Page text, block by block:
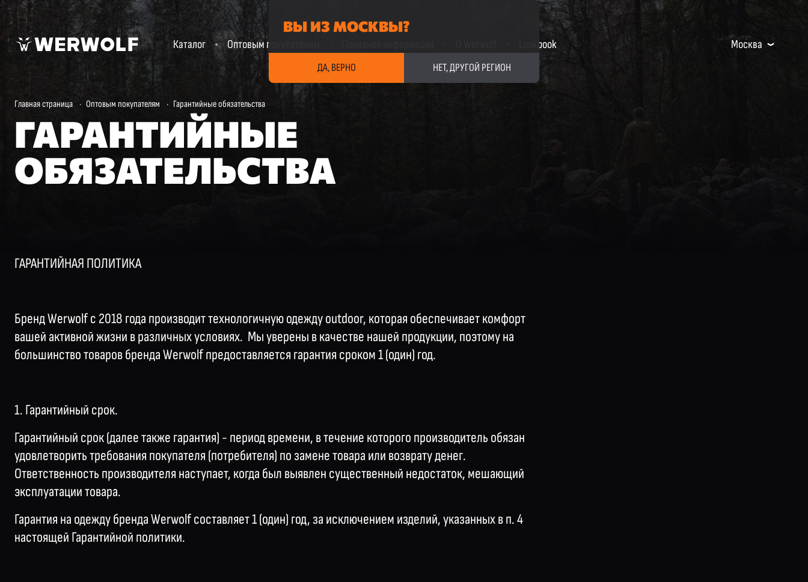
Каталог Оптовым покупателям Lookbook Москва
Главная страница · Оптовым покупателям · Гарантийные обязательства
ГАРАНТИЙНЫЕ
ОБЯЗАТЕЛЬСТВА
ГАРАНТИЙНАЯ ПОЛИТИКА
Бренд Werwolf c 2018 года производит технологичную одежду оutdoor, которая обеспечивает комфорт
вашей активной жизни в различных условиях. Мы уверены в качестве нашей продукции, поэтому на
большинство товаров бренда Werwolf предоставляется гарантия сроком 1 (один) год.
1. Гарантийный срок.
Гарантийный срок (далее также гарантия) - период времени, в течение которого производитель обязан
удовлетворить требования покупателя (потребителя) по замене товара или возврату денег.
Ответственность производителя наступает, когда был выявлен существенный недостаток, мешающий
эксплуатации товара.
Гарантия на одежду бренда Werwolf составляет 1 (один) год, за исключением изделий, указанных в п. 4
настоящей Гарантийной политики.
ВЫ ИЗ МОСКВЫ?
ДА, ВЕРНО НЕТ, ДРУГОЙ РЕГИОН